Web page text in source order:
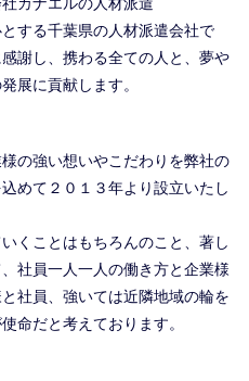
する千葉県の人材派遣会社で
謝し、携わる全ての人と、夢や
展に貢献します。
の強い想いやこだわりを弊社の
めて２０１３年より設立いたし
くことはもちろんのこと、著し
社員一人一人の働き方と企業様
社員、強いては近隣地域の輪を
命だと考えております。